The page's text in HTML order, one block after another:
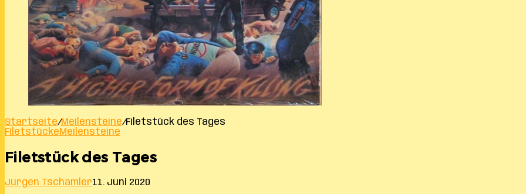
Startseite/Meilensteine/Filetstück des Tages
FiletstückeMeilensteine
Filetstück des Tages
Jürgen Tschamler11. Juni 2020